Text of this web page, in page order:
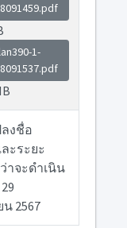
1-
งชื่อ
ะระยะ
าจะดำเนิน
2567